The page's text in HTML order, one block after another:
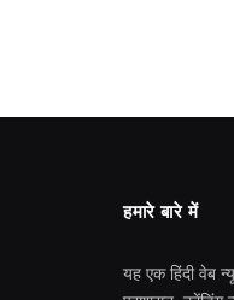
हमारे बारे में
यह एक हिंदी वेब